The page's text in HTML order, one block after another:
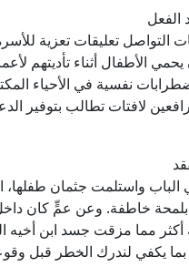
الفعل
تعليقات تعزية
الأطفال أثناء تأديتهم
نفسية في الأحياء
لافتات تطالب بتوفير
الباب واستلمت جثمان
خاطفة. وعن عمٍّ كان
أكثر مما مزقت جسد ابن أخيه
بما يكفي لندرك الخطر قبل